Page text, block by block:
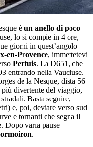
è un anello di poco
lo si compie in 4 ore,
giorni in quest’angolo
en-Provence, immettetevi
Pertuis. La D651, che
entrando nella Vaucluse.
de la Nesque, dista 56
divertente del viaggio,
Basta seguire,
e, poi, deviare verso sud
e tornanti che segna il
Dopo varia pause
.